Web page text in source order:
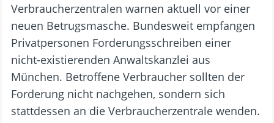
Verbraucherzentralen warnen aktuell vor einer
neuen Betrugsmasche. Bundesweit empfangen
Privatpersonen Forderungsschreiben einer
nicht-existierenden Anwaltskanzlei aus
München. Betroffene Verbraucher sollten der
Forderung nicht nachgehen, sondern sich
stattdessen an die Verbraucherzentrale wenden.